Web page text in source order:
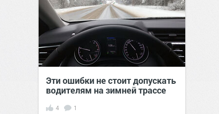
Эти ошибки не стоит допускать
водителям на зимней трассе
4 1